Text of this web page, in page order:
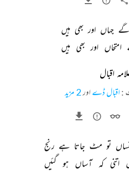
جہاں اور بھی ہیں
امتحاں اور بھی ہیں
اقبال
:اقبال ڈے اور2 مزید
تو مٹ جاتا ہے رنج
اتنی کہ آساں ہو گئیں